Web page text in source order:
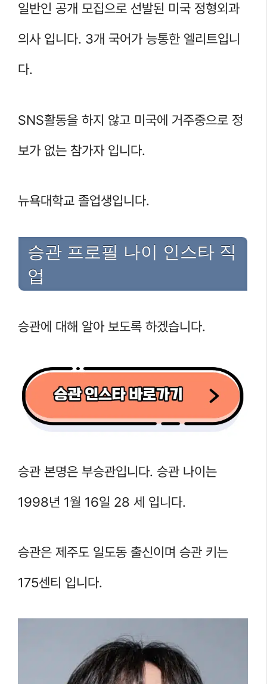
일반인 공개 모집으로 선발된 미국 정형외과
의사 입니다. 3개 국어가 능통한 엘리트입니
다.
SNS활동을 하지 않고 미국에 거주중으로 정
보가 없는 참가자 입니다.
뉴욕대학교 졸업생입니다.
승관 프로필 나이 인스타 직
업
승관에 대해 알아 보도록 하겠습니다.
승관 본명은 부승관입니다. 승관 나이는
1998년 1월 16일 28 세 입니다.
승관은 제주도 일도동 출신이며 승관 키는
175센티 입니다.